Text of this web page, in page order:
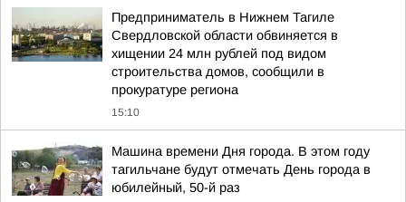
Предприниматель в Нижнем Тагиле
Свердловской области обвиняется в
хищении 24 млн рублей под видом
строительства домов, сообщили в
прокуратуре региона
15:10
Машина времени Дня города. В этом году
тагильчане будут отмечать День города в
юбилейный, 50-й раз